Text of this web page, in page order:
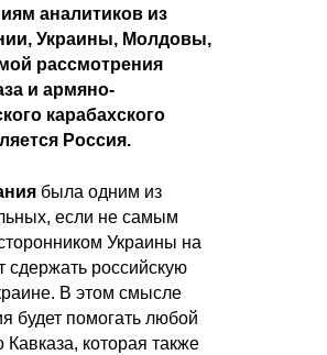
аналитиков из
Украины, Молдовы,
рассмотрения
и армяно-
карабахского
Россия.
была одним из
если не самым
Украины на
сдержать российскую
В этом смысле
будет помогать любой
которая также